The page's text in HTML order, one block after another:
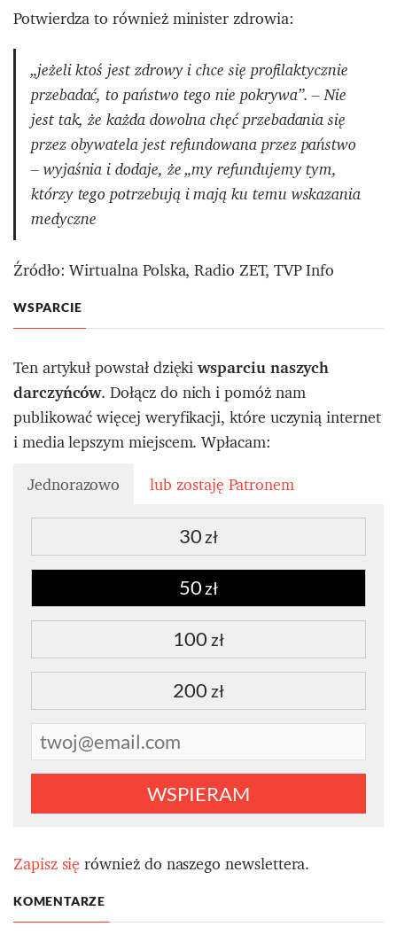
Potwierdza to również minister zdrowia:
„jeżeli ktoś jest zdrowy i chce się profilaktycznie
przebadać, to państwo tego nie pokrywa”. – Nie
jest tak, że każda dowolna chęć przebadania się
przez obywatela jest refundowana przez państwo
– wyjaśnia i dodaje, że „my refundujemy tym,
którzy tego potrzebują i mają ku temu wskazania
medyczne
Źródło: Wirtualna Polska, Radio ZET, TVP Info
WSPARCIE
Ten artykuł powstał dziękiwsparciu naszych
darczyńców. Dołącz do nich i pomóż nam
publikować więcej weryfikacji, które uczynią internet
i media lepszym miejscem. Wpłacam:
Jednorazowo
lub zostaję Patronem
30 zł
50 zł
100 zł
200 zł
WSPIERAM
Zapisz sięrównież do naszego newslettera.
KOMENTARZE